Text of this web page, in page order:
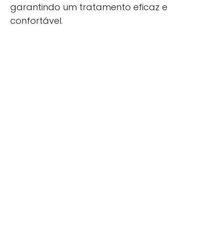
garantindo um tratamento eficaz e
confortável.